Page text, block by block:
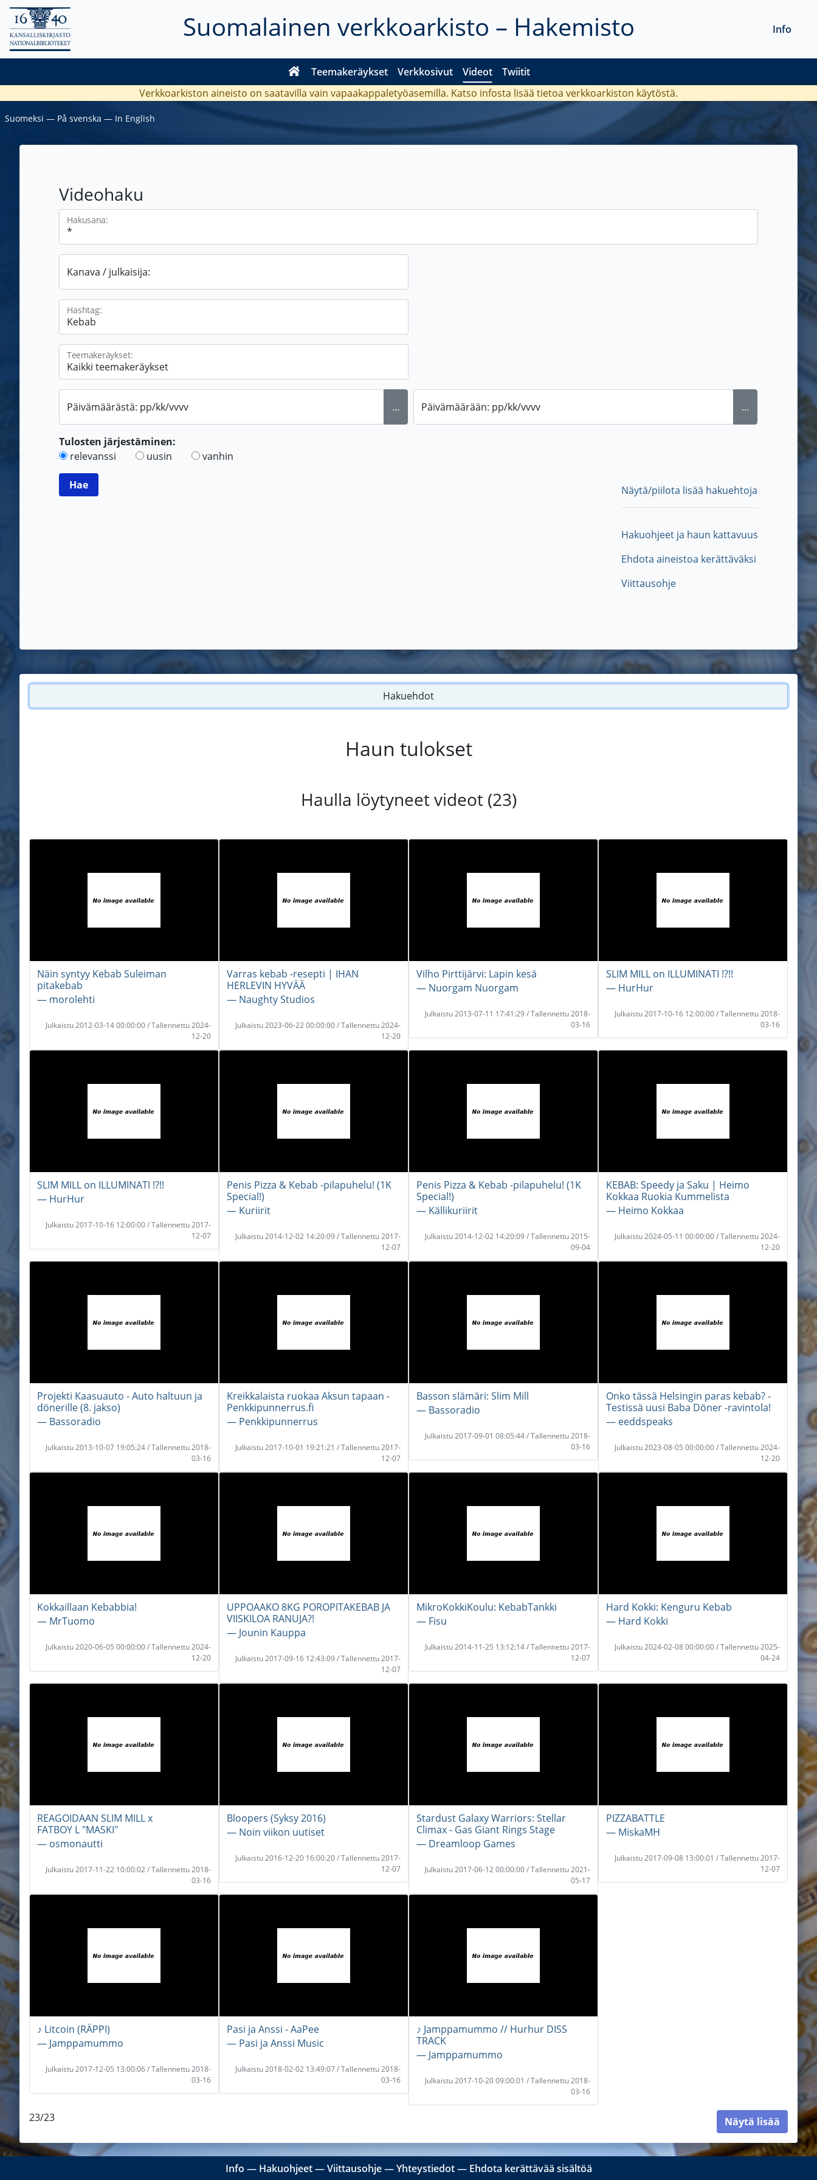
Suomalainen verkkoarkisto – Hakemisto
Teemakeräykset Verkkosivut Videot Twiitit
Info
Verkkoarkiston aineisto on saatavilla vain vapaakappaletyöasemilla. Katso infosta lisää tietoa verkkoarkiston käytöstä.
Suomeksi ― På svenska ― In English
Videohaku
Hakusana:
Kanava / julkaisija:
Hashtag:
Teemakeräykset:
Päivämäärästä: pp/kk/vvvv ... Päivämäärään: pp/kk/vvvv ...
Tulosten järjestäminen:
relevanssi
uusin vanhin
Näytä/piilota lisää hakuehtoja
Hakuohjeet ja haun kattavuus
Ehdota aineistoa kerättäväksi
Viittausohje
Hakuehdot
Haun tulokset
Haulla löytyneet videot (23)
Näin syntyy Kebab Suleiman
pitakebab
― morolehti
Julkaistu 2012-03-14 00:00:00 / Tallennettu 2024-
12-20
Varras kebab -resepti | IHAN
HERLEVIN HYVÄÄ
― Naughty Studios
Julkaistu 2023-06-22 00:00:00 / Tallennettu 2024-
12-20
Vilho Pirttijärvi: Lapin kesä
― Nuorgam Nuorgam
Julkaistu 2013-07-11 17:41:29 / Tallennettu 2018-
03-16
SLIM MILL on ILLUMINATI !?!!
― HurHur
Julkaistu 2017-10-16 12:00:00 / Tallennettu 2018-
03-16
SLIM MILL on ILLUMINATI !?!!
― HurHur
Julkaistu 2017-10-16 12:00:00 / Tallennettu 2017-
12-07
Penis Pizza & Kebab -pilapuhelu! (1K
Special!)
― Kuriirit
Julkaistu 2014-12-02 14:20:09 / Tallennettu 2017-
12-07
Penis Pizza & Kebab -pilapuhelu! (1K
Special!)
― Källikuriirit
Julkaistu 2014-12-02 14:20:09 / Tallennettu 2015-
09-04
KEBAB: Speedy ja Saku | Heimo
Kokkaa Ruokia Kummelista
― Heimo Kokkaa
Julkaistu 2024-05-11 00:00:00 / Tallennettu 2024-
12-20
Projekti Kaasuauto - Auto haltuun ja
dönerille (8. jakso)
― Bassoradio
Julkaistu 2013-10-07 19:05:24 / Tallennettu 2018-
03-16
Kreikkalaista ruokaa Aksun tapaan -
Penkkipunnerrus.fi
― Penkkipunnerrus
Julkaistu 2017-10-01 19:21:21 / Tallennettu 2017-
12-07
Basson slämäri: Slim Mill
― Bassoradio
Julkaistu 2017-09-01 08:05:44 / Tallennettu 2018-
03-16
Onko tässä Helsingin paras kebab? -
Testissä uusi Baba Döner -ravintola!
― eeddspeaks
Julkaistu 2023-08-05 00:00:00 / Tallennettu 2024-
12-20
Kokkaillaan Kebabbia!
― MrTuomo
Julkaistu 2020-06-05 00:00:00 / Tallennettu 2024-
12-20
UPPOAAKO 8KG POROPITAKEBAB JA
VIISKILOA RANUJA?!
― Jounin Kauppa
Julkaistu 2017-09-16 12:43:09 / Tallennettu 2017-
12-07
MikroKokkiKoulu: KebabTankki
― Fisu
Julkaistu 2014-11-25 13:12:14 / Tallennettu 2017-
12-07
Hard Kokki: Kenguru Kebab
― Hard Kokki
Julkaistu 2024-02-08 00:00:00 / Tallennettu 2025-
04-24
REAGOIDAAN SLIM MILL x
FATBOY L "MASKI"
― osmonautti
Julkaistu 2017-11-22 10:00:02 / Tallennettu 2018-
03-16
Bloopers (Syksy 2016)
― Noin viikon uutiset
Julkaistu 2016-12-20 16:00:20 / Tallennettu 2017-
12-07
Stardust Galaxy Warriors: Stellar
Climax - Gas Giant Rings Stage
― Dreamloop Games
Julkaistu 2017-06-12 00:00:00 / Tallennettu 2021-
05-17
PIZZABATTLE
― MiskaMH
Julkaistu 2017-09-08 13:00:01 / Tallennettu 2017-
12-07
♪ Litcoin (RÄPPI)
― Jamppamummo
Julkaistu 2017-12-05 13:00:06 / Tallennettu 2018-
03-16
Pasi ja Anssi - AaPee
― Pasi ja Anssi Music
Julkaistu 2018-02-02 13:49:07 / Tallennettu 2018-
03-16
♪ Jamppamummo // Hurhur DISS
TRACK
― Jamppamummo
Julkaistu 2017-10-20 09:00:01 / Tallennettu 2018-
03-16
23/23 Näytä lisää
Info ― Hakuohjeet―Viittausohje―Yhteystiedot― Ehdota kerättävää sisältöä